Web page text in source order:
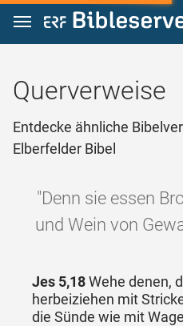
Zum Inhalt springen
Querverweise
Entdecke ähnliche
Elberfelder Bibel
"Denn sie essen
und Wein von
Jes 5,18Wehe denen,
herbeiziehen mit
die Sünde wie mit